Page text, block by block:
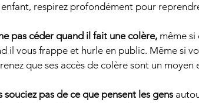
respirez profondément pour
pas céder quand il fait une colère, même si
il vous frappe et hurle en public. Même si
que ses accès de colère sont un moyen
souciez pas de ce que pensent les gens